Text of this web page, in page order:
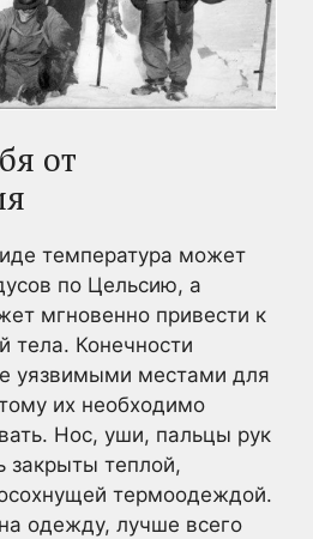
от
температура может
по Цельсию, а
мгновенно привести к
тела. Конечности
уязвимыми местами для
их необходимо
Нос, уши, пальцы рук
закрыты теплой,
термоодеждой.
одежду, лучше всего